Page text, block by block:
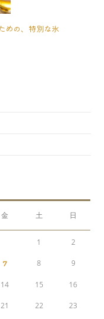
めの、特別な氷
金 土 日
1 2
7 8 9
14 15 16
21 22 23